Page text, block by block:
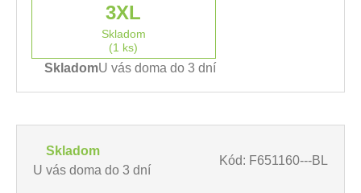
3XL
Skladom
(1 ks)
SkladomU vás doma do 3 dní
Skladom
U vás doma do 3 dní
Kód: F651160---BL